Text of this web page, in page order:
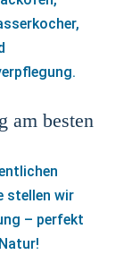
am besten
stellen wir
– perfekt